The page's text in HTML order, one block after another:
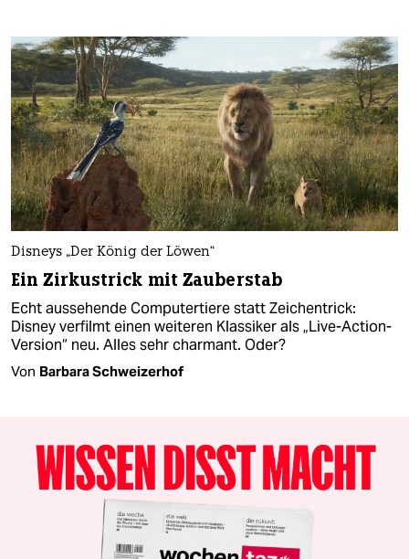
Disneys „Der König der Löwen“
Ein Zirkustrick mit Zauberstab
Echt aussehende Computertiere statt Zeichentrick:
Disney verfilmt einen weiteren Klassiker als „Live-Action-
Version“ neu. Alles sehr charmant. Oder?
Von Barbara Schweizerhof